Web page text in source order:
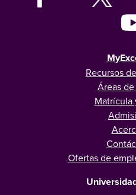
Recursos
Áreas
Matrícula
Ofertas de